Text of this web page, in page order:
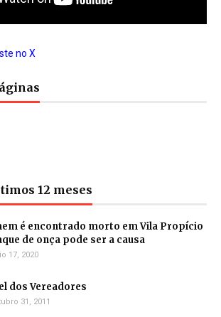
no X
12 meses
é encontrado morto em Vila Propício
de onça pode ser a causa
17, 2020
dos Vereadores
31, 2011